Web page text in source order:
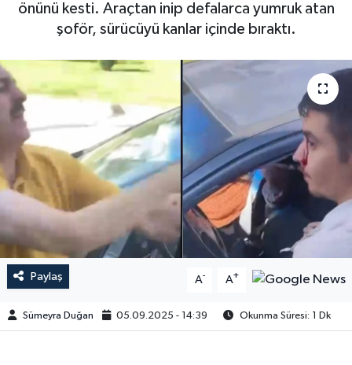
önünü kesti. Araçtan inip defalarca yumruk atan
şoför, sürücüyü kanlar içinde bıraktı.
Paylaş A- A+
Sümeyra Duğan 05.09.2025 - 14:39 Okunma Süresi: 1 Dk